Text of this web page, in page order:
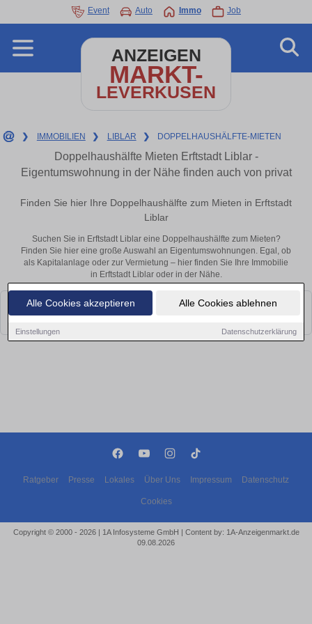
Alle Cookies akzeptieren Alle Cookies ablehnen
Einstellungen Datenschutzerklärung
Event Auto Immo Job
ANZEIGEN
MARKT-
LEVERKUSEN
❯ IMMOBILIEN ❯ LIBLAR ❯ DOPPELHAUSHÄLFTE-MIETEN
Doppelhaushälfte Mieten Erftstadt Liblar -
Eigentumswohnung in der Nähe finden auch von privat
Finden Sie hier Ihre Doppelhaushälfte zum Mieten in Erftstadt
Liblar
Suchen Sie in Erftstadt Liblar eine Doppelhaushälfte zum Mieten?
Finden Sie hier eine große Auswahl an Eigentumswohnungen. Egal, ob
als Kapitalanlage oder zur Vermietung – hier finden Sie Ihre Immobilie
in Erftstadt Liblar oder in der Nähe.
Leider konnten wir derzeit keine passenden Objekte finden. Schauen Sie
bald wieder vorbei!
Ratgeber Presse Lokales Über Uns Impressum Datenschutz
Cookies
Copyright © 2000 - 2026 | 1A Infosysteme GmbH | Content by: 1A-Anzeigenmarkt.de
09.08.2026